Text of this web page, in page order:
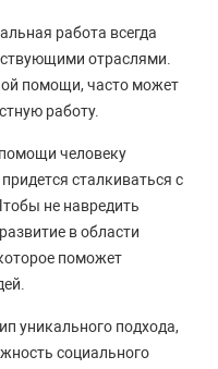
работа всегда
отраслями.
помощи, часто может
работу.
человеку
сталкиваться с
не навредить
в области
поможет
уникального подхода,
социального